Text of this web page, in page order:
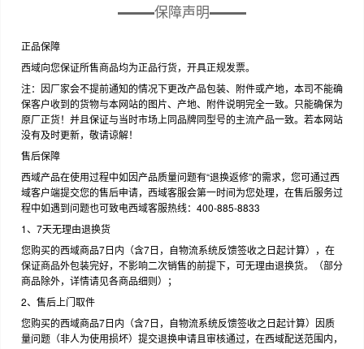
保障声明
正品保障
西域向您保证所售商品均为正品行货，开具正规发票。
注：因厂家会不提前通知的情况下更改产品包装、附件或产地，本司不能确
保客户收到的货物与本网站的图片、产地、附件说明完全一致。只能确保为
原厂正货！并且保证与当时市场上同品牌同型号的主流产品一致。若本网站
没有及时更新，敬请谅解！
售后保障
西域产品在使用过程中如因产品质量问题有“退换返修”的需求，您可通过西
域客户端提交您的售后申请，西域客服会第一时间为您处理，在售后服务过
程中如遇到问题也可致电西域客服热线：400-885-8833
1、7天无理由退换货
您购买的西域商品7日内（含7日，自物流系统反馈签收之日起计算），在
保证商品外包装完好，不影响二次销售的前提下，可无理由退换货。（部分
商品除外，详情请见各商品细则）；
2、售后上门取件
您购买的西域商品7日内（含7日，自物流系统反馈签收之日起计算）因质
量问题（非人为使用损坏）提交退换申请且审核通过，在西域配送范围内，